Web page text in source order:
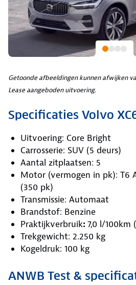
Getoonde afbeeldingen kunnen afwijken
Lease aangeboden uitvoering.
Specificaties Volvo
Uitvoering: Core Bright
Carrosserie: SUV (5 deurs)
Aantal zitplaatsen: 5
Motor (vermogen in pk): T6
(350 pk)
Transmissie: Automaat
Brandstof: Benzine
Praktijkverbruik:7,0 l/100km
Trekgewicht: 2.250 kg
Kogeldruk: 100 kg
ANWB Test &